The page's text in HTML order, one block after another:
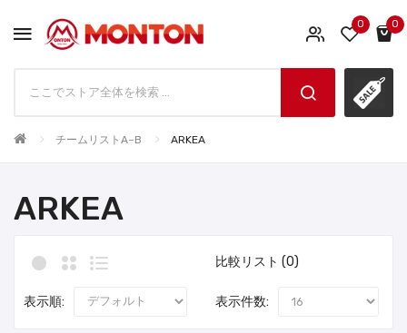
0 0
チームリストA~B ARKEA
ARKEA
比較リスト (0)
表示順: 表示件数: